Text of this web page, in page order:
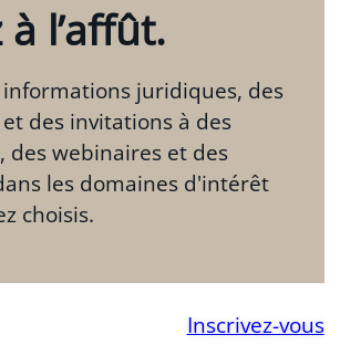
à l’affût.
informations juridiques, des
des invitations à des
des webinaires et des
les domaines d'intérêt
choisis.
Inscrivez-vous